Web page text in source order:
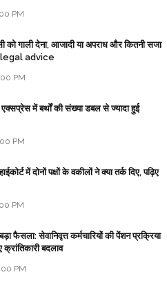
PM
को गाली देना, आजादी या अपराध और कितनी सजा
legal advice
PM
एक्सप्रेस में बर्थों की संख्या डबल से ज्यादा हुई
PM
में दोनों पक्षों के वकीलों ने क्या तर्क दिए, पढ़िए
PM
फैसला: सेवानिवृत्त कर्मचारियों की पेंशन प्रक्रिया
बदलाव
PM